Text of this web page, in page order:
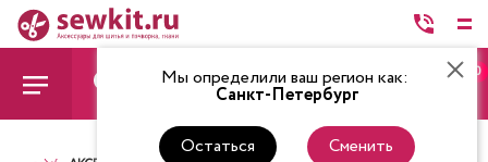
Мы определили ваш регион как:
Санкт-Петербург
Остаться Сменить
0